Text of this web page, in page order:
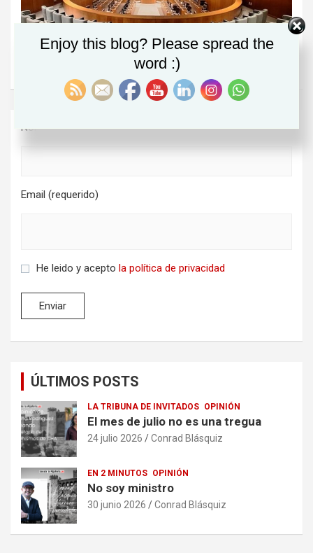
Nombre (requerido)
Email (requerido)
He leido y acepto la política de privacidad
ÚLTIMOS POSTS
LA TRIBUNA DE INVITADOS OPINIÓN
El mes de julio no es una tregua
24 julio 2026 Conrad Blásquiz
EN 2 MINUTOS OPINIÓN
No soy ministro
30 junio 2026 Conrad Blásquiz
Enjoy this blog? Please spread the
word :)